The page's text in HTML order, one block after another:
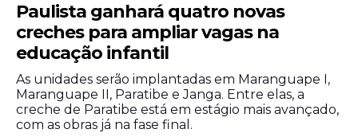
Paulista ganhará quatro novas
creches para ampliar vagas na
educação infantil
As unidades serão implantadas em Maranguape I,
Maranguape II, Paratibe e Janga. Entre elas, a
creche de Paratibe está em estágio mais avançado,
com as obras já na fase final.